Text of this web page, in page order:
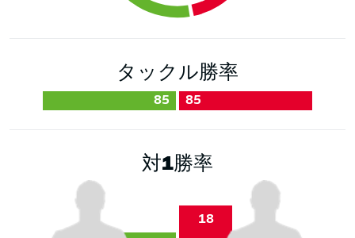
タックル勝率
85 85
対1勝率
18